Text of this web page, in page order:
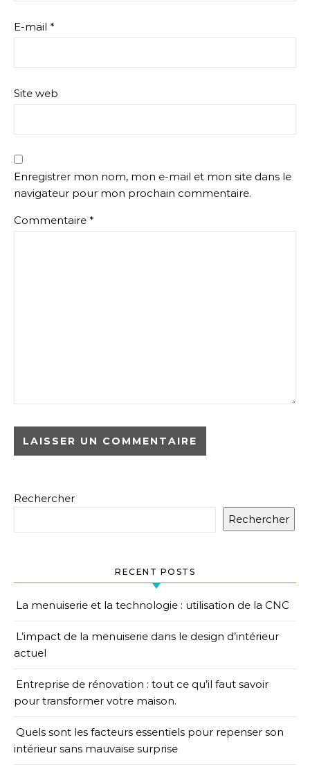
E-mail *
Site web
Enregistrer mon nom, mon e-mail et mon site dans le
navigateur pour mon prochain commentaire.
Commentaire *
Rechercher
Rechercher
RECENT POSTS
La menuiserie et la technologie : utilisation de la CNC
L’impact de la menuiserie dans le design d’intérieur
actuel
Entreprise de rénovation : tout ce qu’il faut savoir
pour transformer votre maison.
Quels sont les facteurs essentiels pour repenser son
intérieur sans mauvaise surprise